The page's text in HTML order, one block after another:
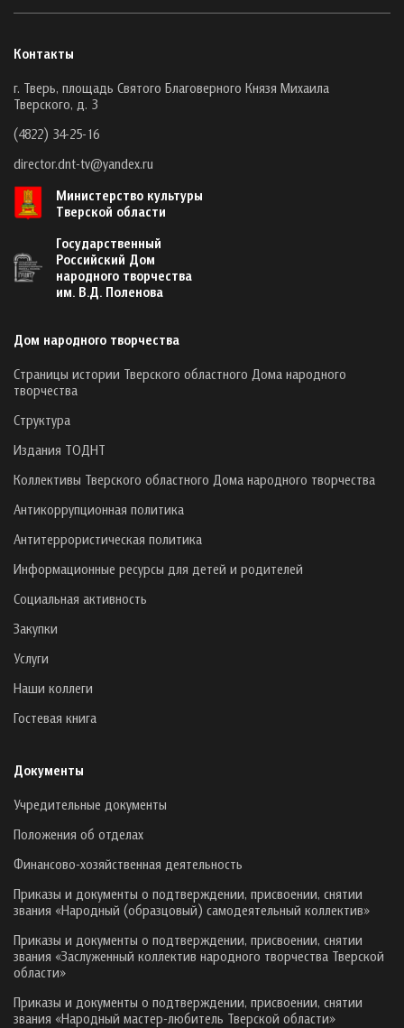
Контакты
г. Тверь, площадь Святого Благоверного Князя Михаила
Тверского, д. 3
(4822) 34-25-16
director.dnt-tv@yandex.ru
Министерство культуры
Тверской области
Государственный
Российский Дом
народного творчества
им. В.Д. Поленова
Дом народного творчества
Страницы истории Тверского областного Дома народного
творчества
Структура
Издания ТОДНТ
Коллективы Тверского областного Дома народного творчества
Антикоррупционная политика
Антитеррористическая политика
Информационные ресурсы для детей и родителей
Социальная активность
Закупки
Услуги
Наши коллеги
Гостевая книга
Документы
Учредительные документы
Положения об отделах
Финансово-хозяйственная деятельность
Приказы и документы о подтверждении, присвоении, снятии
звания «Народный (образцовый) самодеятельный коллектив»
Приказы и документы о подтверждении, присвоении, снятии
звания «Заслуженный коллектив народного творчества Тверской
области»
Приказы и документы о подтверждении, присвоении, снятии
звания «Народный мастер-любитель Тверской области»